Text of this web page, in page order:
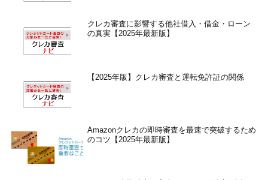
クレカ審査に影響する他社借入・借金・ローン
の真実【2025年最新版】
【2025年版】クレカ審査と運転免許証の関係
Amazonクレカの即時審査を最速で突破するため
のコツ【2025年最新版】